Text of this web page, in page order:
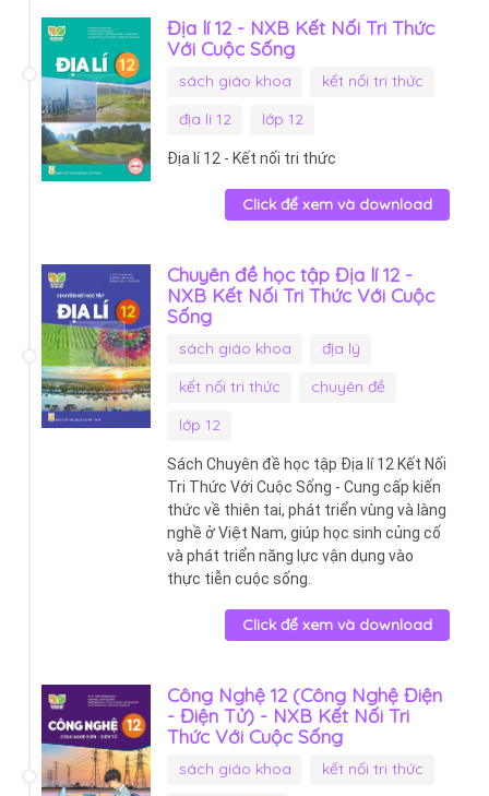
Địa lí 12 - NXB Kết Nối Tri Thức
Với Cuộc Sống
sách giáo khoa
kết nối tri thức
địa lí 12
lớp 12
Địa lí 12 - Kết nối tri thức
Click để xem và download
Chuyên đề học tập Địa lí 12 -
NXB Kết Nối Tri Thức Với Cuộc
Sống
sách giáo khoa
địa lý
kết nối tri thức
chuyên đề
lớp 12
Sách Chuyên đề học tập Địa lí 12 Kết Nối
Tri Thức Với Cuộc Sống - Cung cấp kiến
thức về thiên tai, phát triển vùng và làng
nghề ở Việt Nam, giúp học sinh củng cố
và phát triển năng lực vận dụng vào
thực tiễn cuộc sống.
Click để xem và download
Công Nghệ 12 (Công Nghệ Điện
- Điện Tử) - NXB Kết Nối Tri
Thức Với Cuộc Sống
sách giáo khoa
kết nối tri thức